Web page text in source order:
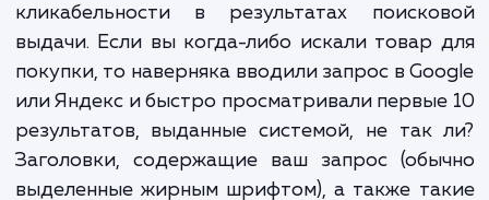
подтягивается в социальные сети в
репоста или при добавлении ссылки в
заполняется вручную (через поля мета-
специальные SEO-плагины) или